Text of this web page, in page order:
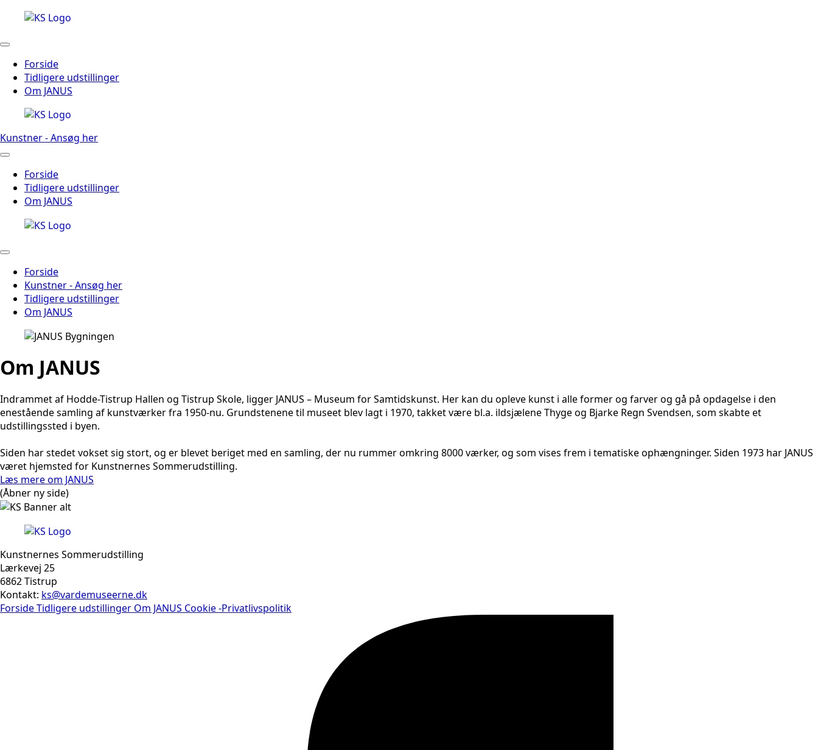
Forside
Tidligere udstillinger
Om JANUS
Kunstner - Ansøg her
Forside
Tidligere udstillinger
Om JANUS
Forside
Kunstner - Ansøg her
Tidligere udstillinger
Om JANUS
Om JANUS
Indrammet af Hodde-Tistrup Hallen og Tistrup Skole, ligger JANUS – Museum for Samtidskunst. Her kan du opleve kunst i alle former og farver og gå på opdagelse i den
enestående samling af kunstværker fra 1950-nu. Grundstenene til museet blev lagt i 1970, takket være bl.a. ildsjælene Thyge og Bjarke Regn Svendsen, som skabte et
udstillingssted i byen.
Siden har stedet vokset sig stort, og er blevet beriget med en samling, der nu rummer omkring 8000 værker, og som vises frem i tematiske ophængninger. Siden 1973 har JANUS
været hjemsted for Kunstnernes Sommerudstilling.
Læs mere om JANUS
(Åbner ny side)
Kunstnernes Sommerudstilling
Lærkevej 25
6862 Tistrup
Kontakt: ks@vardemuseerne.dk
ForsideTidligere udstillinger Om JANUS Cookie -Privatlivspolitik